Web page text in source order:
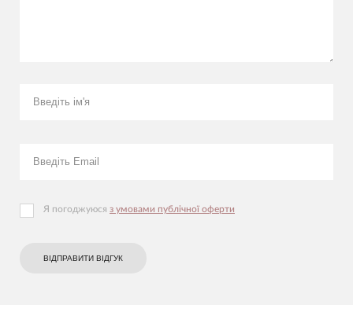
Я погоджуюся з умовами публічної оферти
ВІДПРАВИТИ ВІДГУК